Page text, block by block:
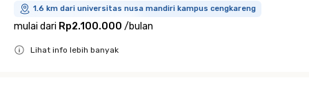
1.6 km dari universitas nusa mandiri kampus cengkareng
mulai dari Rp2.100.000 /bulan
Lihat info lebih banyak